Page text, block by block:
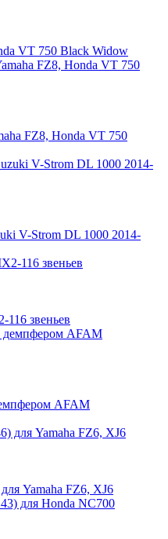
VT 750 Black Widow
FZ8, Honda VT 750
V-Strom DL 1000 2014-
звеньев
AFAM
Yamaha FZ6, XJ6